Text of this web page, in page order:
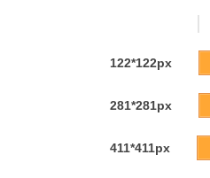
122*122px
281*281px
411*411px